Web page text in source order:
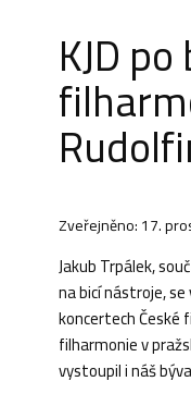
KJD
Zveřejněno: 17.
Jakub Trpálek,
na bicí nástroje,
koncertech České
filharmonie v
vystoupil i náš